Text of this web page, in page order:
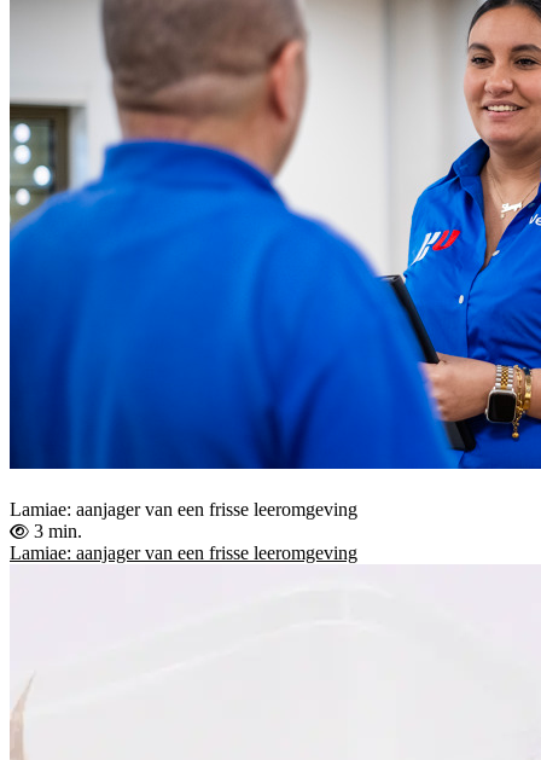
Lamiae: aanjager van een frisse leeromgeving
3 min.
Lamiae: aanjager van een frisse leeromgeving